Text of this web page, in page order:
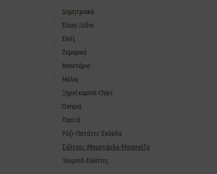
Δημητριακά
Έλαια-Ξύδια
Ελιές
Ζυμαρικά
Μανιτάρια
Μέλια
Ξηροί καρποί-Chips
Όσπρια
Παστά
Ρύζι-Πατάτες-Σκόρδα
Σάλτσες-Μουστάρδα-Μαγιονέζα
Τουρσιά-Σαλάτες